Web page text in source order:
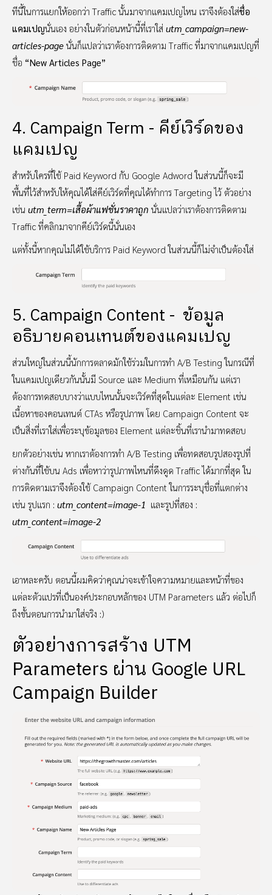
ทีนี้ในการแยกให้ออกว่า Traffic นั้นมาจากแคมเปญไหน เราจึงต้องใส่ชื่อ
แคมเปญนั่นเอง อย่างในตัวก่อนหน้านี้ที่เราใส่ utm_campaign=new-
articles-page นั่นก็แปลว่าเราต้องการติดตาม Traffic ที่มาจากแคมเปญที่
ชื่อ “New Articles Page”
4. Campaign Term - คีย์เวิร์ดของ
แคมเปญ
สำหรับใครที่ใช้ Paid Keyword กับ Google Adword ในส่วนนี้ก็จะมี
พื้นที่ไว้สำหรับให้คุณได้ใส่คีย์เวิร์ดที่คุณได้ทำการ Targeting ไว้ ตัวอย่าง
เช่น utm_term=เสื้อผ้าแฟชั่นราคาถูก นั่นแปลว่าเราต้องการติดตาม
Traffic ที่คลิกมาจากคีย์เวิร์ดนี้นั่นเอง
แต่ทั้งนี้หากคุณไม่ได้ใช้บริการ Paid Keyword ในส่วนนี้ก็ไม่จำเป็นต้องใส่
5. Campaign Content - ข้อมูล
อธิบายคอนเทนต์ของแคมเปญ
ส่วนใหญ่ในส่วนนี้นักการตลาดมักใช้ร่วมในการทำ A/B Testing ในกรณีที่
ในแคมเปญเดียวกันนั้นมี Source และ Medium ที่เหมือนกัน แต่เรา
ต้องการทดสอบบางว่าแบบไหนนั้นจะเวิร์คที่สุดในแต่ละ Element เช่น
เนื้อหาของคอนเทนต์ CTAs หรือรูปภาพ โดย Campaign Content จะ
เป็นสิ่งที่เราใส่เพื่อระบุข้อมูลของ Element แต่ละชิ้นที่เรานำมาทดสอบ
ยกตัวอย่างเช่น หากเราต้องการทำ A/B Testing เพื่อทดสอบรูปสองรูปที่
ต่างกันที่ใช้บน Ads เพื่อหาว่ารูปภาพไหนที่ดึงดูด Traffic ได้มากที่สุด ใน
การติดตามเราจึงต้องใช้ Campaign Content ในการระบุชื่อที่แตกต่าง
เช่น รูปแรก : utm_content=image-1 และรูปที่สอง :
utm_content=image-2
เอาหละครับ ตอนนี้ผมคิดว่าคุณน่าจะเข้าใจความหมายและหน้าที่ของ
แต่ละตัวแปรที่เป็นองค์ประกอบหลักของ UTM Parameters แล้ว ต่อไปก็
ถึงขั้นตอนการนำมาใส่จริง :)
ตัวอย่างการสร้าง UTM
Parameters ผ่าน Google URL
Campaign Builder